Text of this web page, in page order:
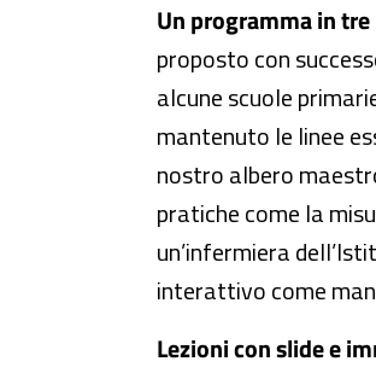
Un programma in
proposto con
alcune scuole
mantenuto le linee
nostro albero
pratiche come la
un’infermiera
interattivo come
Lezioni con slide e